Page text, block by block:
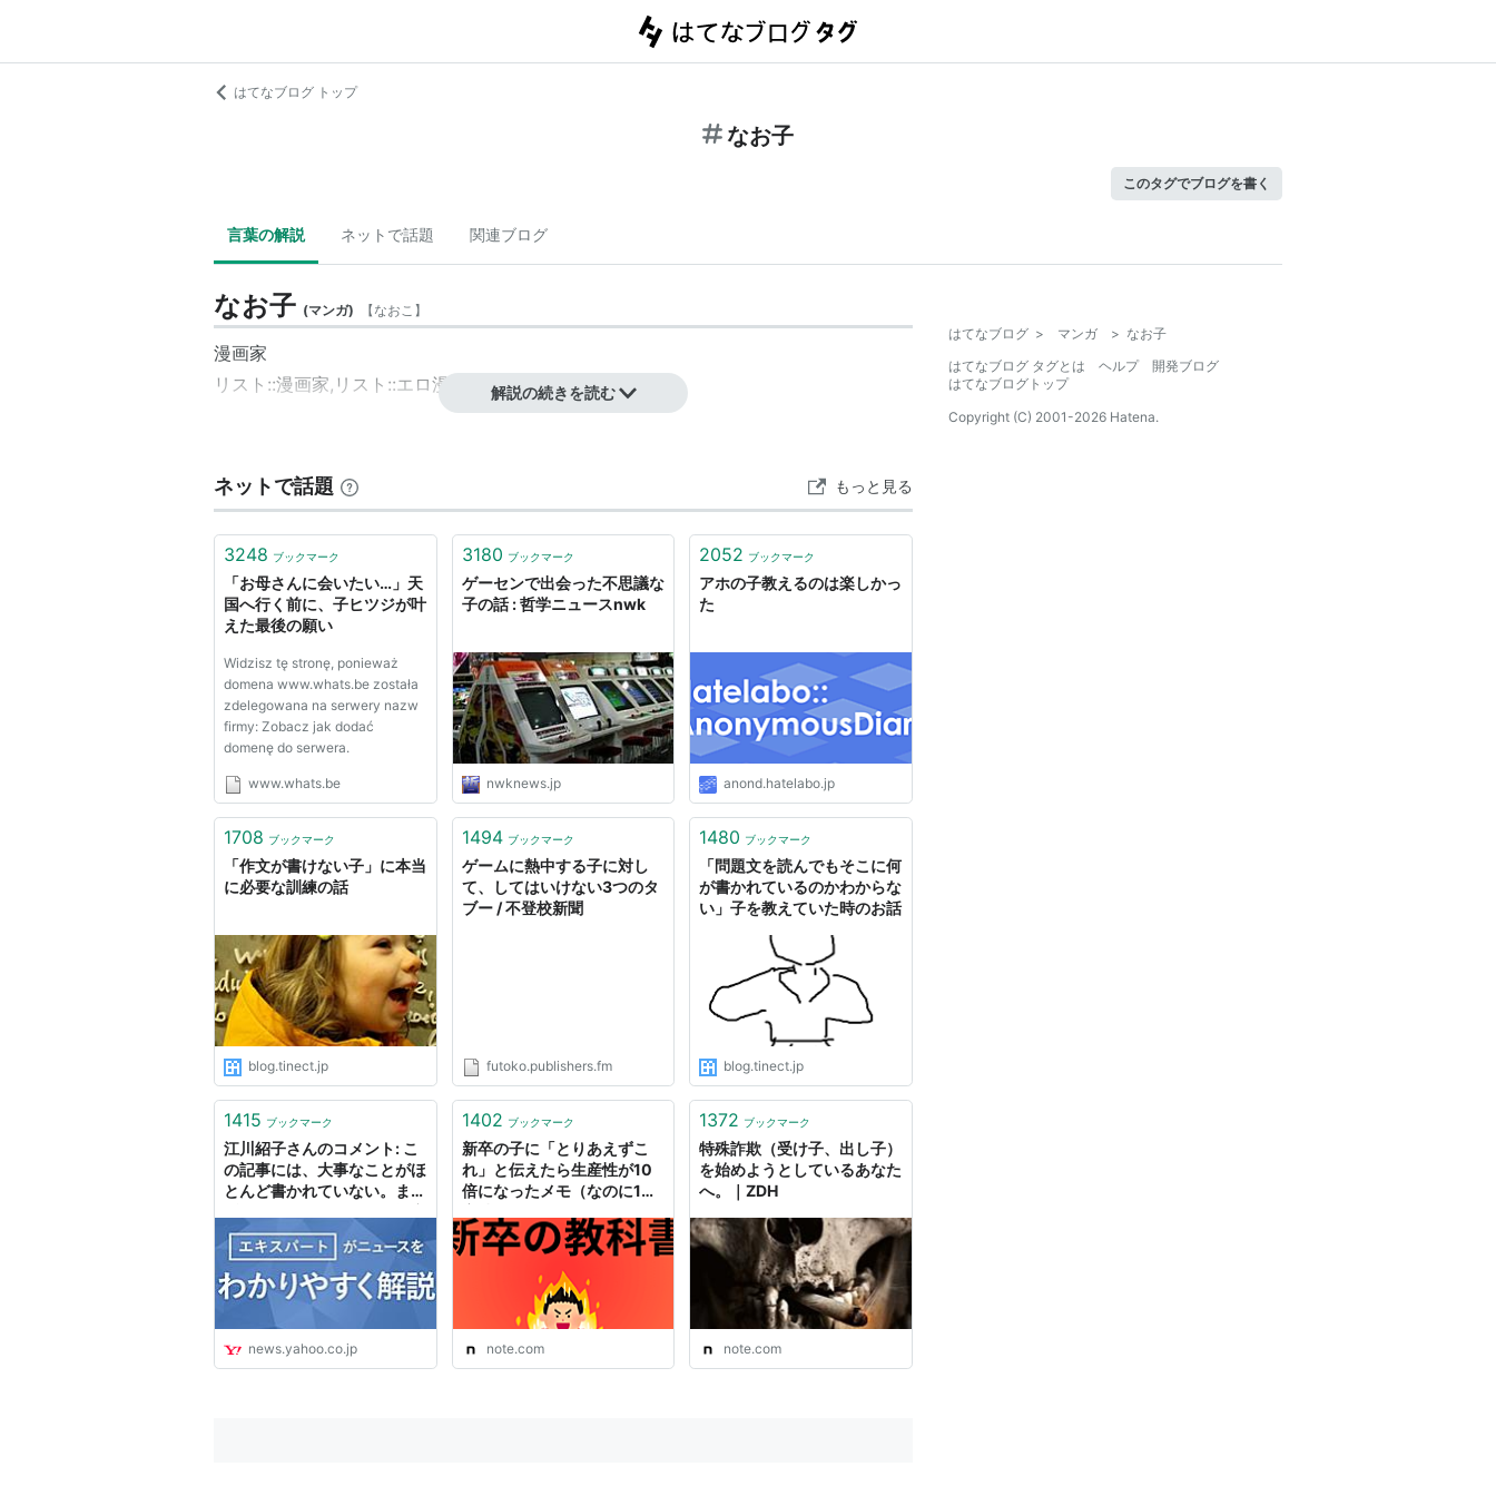
はてなブログ トップ
なお子
このタグでブログを書く
言葉の解説 ネットで話題 関連ブログ
なお子 (マンガ) 【なおこ 】
漫画家
リスト::漫画家, リスト::エロ漫画家 解説の続きを読む
ネットで話題 もっと見る
3248 ブックマーク
「お母さんに会いたい…」天
国へ行く前に、子ヒツジが叶
えた最後の願い
Widzisz tę stronę, ponieważ
domena www.whats.be została
zdelegowana na serwery nazw
firmy: Zobacz jak dodać
domenę do serwera.
www.whats.be
3180 ブックマーク
ゲーセンで出会った不思議な
子の話 : 哲学ニュースnwk
nwknews.jp
2052 ブックマーク
アホの子教えるのは楽しかっ
た
anond.hatelabo.jp
1708 ブックマーク
「作文が書けない子」に本当
に必要な訓練の話
blog.tinect.jp
1494 ブックマーク
ゲームに熱中する子に対し
て、してはいけない3つのタ
ブー / 不登校新聞
futoko.publishers.fm
1480 ブックマーク
「問題文を読んでもそこに何
が書かれているのかわからな
い」子を教えていた時のお話
blog.tinect.jp
1415 ブックマーク
江川紹子さんのコメント: こ
の記事には、大事なことがほ
とんど書かれていない。ま
し... - Yahoo!ニュース
news.yahoo.co.jp
1402 ブックマーク
新卒の子に「とりあえずこ
れ」と伝えたら生産性が10
倍になったメモ（なのに1万
note.com
1372 ブックマーク
特殊詐欺（受け子、出し子）
を始めようとしているあなた
へ。｜ZDH
note.com
はてなブログ > マンガ > なお子
はてなブログ タグとは
ヘルプ
開発ブログ
はてなブログトップ
Copyright (C) 2001-2026 Hatena.